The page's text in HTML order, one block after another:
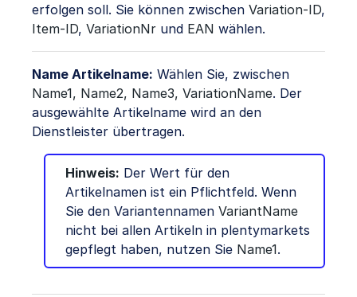
erfolgen soll. Sie können zwischen Variation-ID,
Item-ID, VariationNr und EAN wählen.
Name Artikelname: Wählen Sie, zwischen
Name1, Name2, Name3, VariationName. Der
ausgewählte Artikelname wird an den
Dienstleister übertragen.
Hinweis: Der Wert für den
Artikelnamen ist ein Pflichtfeld. Wenn
Sie den Variantennamen VariantName
nicht bei allen Artikeln in plentymarkets
gepflegt haben, nutzen Sie Name1.